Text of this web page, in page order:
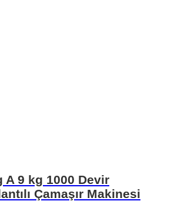
A 9 kg 1000 Devir
Çamaşır Makinesi